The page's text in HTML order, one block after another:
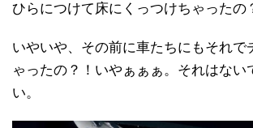
ひらにつけて床にくっつけちゃったの
いやいや、その前に車たちにもそれで
ゃったの？！いやぁぁぁ。それはない
い。